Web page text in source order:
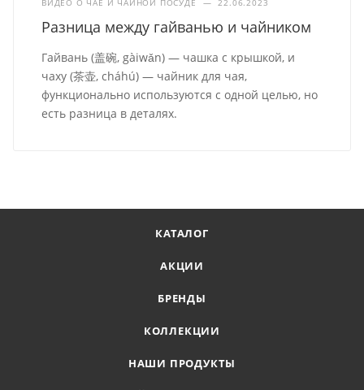
Разница между гайванью и чайником
Гайвань (盖碗, gàiwǎn) — чашка с крышкой, и
чаху (茶壶, cháhú) — чайник для чая,
функционально используются с одной целью, но
есть разница в деталях.
КАТАЛОГ
АКЦИИ
БРЕНДЫ
КОЛЛЕКЦИИ
НАШИ ПРОДУКТЫ